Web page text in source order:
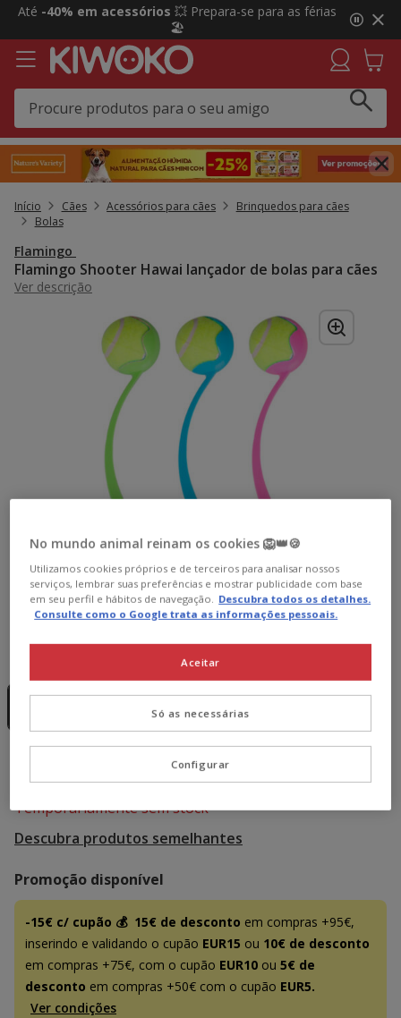
2
3,
mensagem,
Até -40% em acessórios 💥 Prepara-se para as férias
🏖️
Início Cães Acessórios para cães
Brinquedos para cães
Bolas
Flamingo
Flamingo Shooter Hawai lançador de bolas para cães
Ver descrição
M
Sem Stock
Promoção disponível
-15€ c/ cupão 💰 15€ de desconto em compras +95€,
inserindo e validando o cupão EUR15 ou 10€ de desconto
em compras +75€, com o cupão EUR10 ou 5€ de
desconto em compras +50€ com o cupão EUR5.
Ver condições
Temporariamente sem stock
Descubra produtos semelhantes
No mundo animal reinam os cookies 🦁👑🍪
Utilizamos cookies próprios e de terceiros para analisar nossos
serviços, lembrar suas preferências e mostrar publicidade com base
em seu perfil e hábitos de navegação. Descubra todos os detalhes.
Consulte como o Google trata as informações pessoais.
Só as necessárias
Aceitar
Configurar